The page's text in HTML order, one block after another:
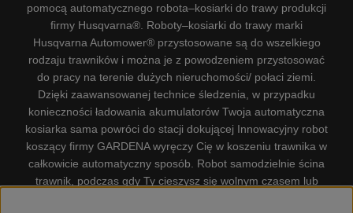
pomocą automatycznego robota–kosiarki do trawy produkcji
firmy Husqvarna®. Roboty–kosiarki do trawy marki
Husqvarna Automower® przystosowane są do wszelkiego
rodzaju trawników i można je z powodzeniem przystosować
do pracy na terenie dużych nieruchomości/ połaci ziemi.
Dzięki zaawansowanej technice śledzenia, w przypadku
konieczności ładowania akumulatorów Twoja automatyczna
kosiarka sama powróci do stacji dokującej Innowacyjny robot
koszący firmy GARDENA wyręczy Cię w koszeniu trawnika w
całkowicie automatyczny sposób. Robot samodzielnie ścina
trawnik, podczas gdy Ty cieszysz się wolnym czasem lub